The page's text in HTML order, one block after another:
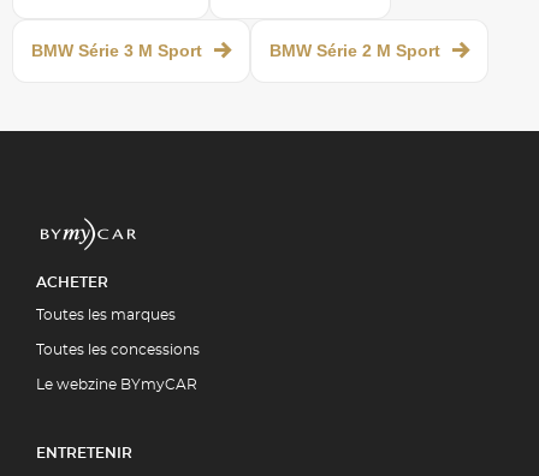
BMW Série 3 M Sport BMW Série 2 M Sport
ACHETER
Toutes les marques
Toutes les concessions
Le webzine BYmyCAR
ENTRETENIR